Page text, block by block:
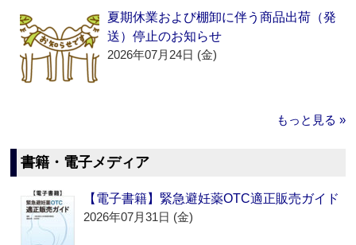
夏期休業および棚卸に伴う商品出荷（発
送）停止のお知らせ
2026年07月24日 (金)
もっと見る »
書籍・電子メディア
【電子書籍】緊急避妊薬OTC適正販売ガイド
2026年07月31日 (金)